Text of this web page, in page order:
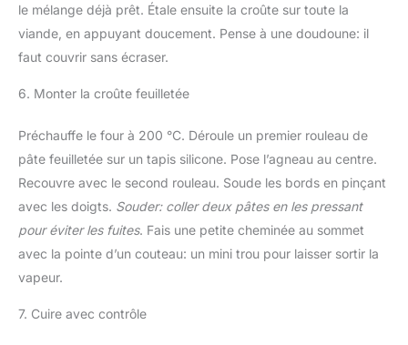
le mélange déjà prêt. Étale ensuite la croûte sur toute la
viande, en appuyant doucement. Pense à une doudoune: il
faut couvrir sans écraser.
6. Monter la croûte feuilletée
Préchauffe le four à 200 °C. Déroule un premier rouleau de
pâte feuilletée sur un tapis silicone. Pose l’agneau au centre.
Recouvre avec le second rouleau. Soude les bords en pinçant
avec les doigts. Souder: coller deux pâtes en les pressant
pour éviter les fuites. Fais une petite cheminée au sommet
avec la pointe d’un couteau: un mini trou pour laisser sortir la
vapeur.
7. Cuire avec contrôle